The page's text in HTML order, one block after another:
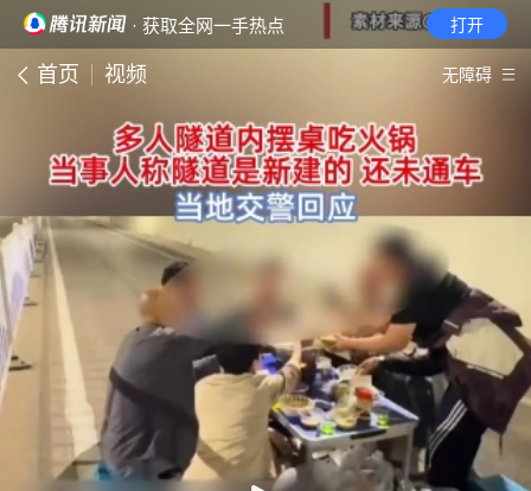
· 获取全网一手热点 打开
首页 视频 无障碍